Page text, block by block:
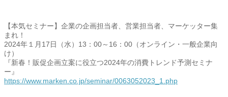
【本気セミナー】企業の企画担当者、営業担当者、 マーケッター集
まれ！
2024年１月17日（水）13：00～16：00（オンライン・一般企業向
け）
『新春！ 販促企画立案に役立つ2024年の消費トレンド予測セミナ
ー』
https://www.marken.co.jp/seminar/0063052023_1.php